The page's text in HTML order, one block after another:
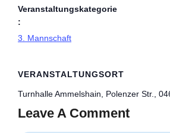
Veranstaltungskategorie
:
3. Mannschaft
VERANSTALTUNGSORT
Turnhalle Ammelshain, Polenzer Str.,
Leave A Comment